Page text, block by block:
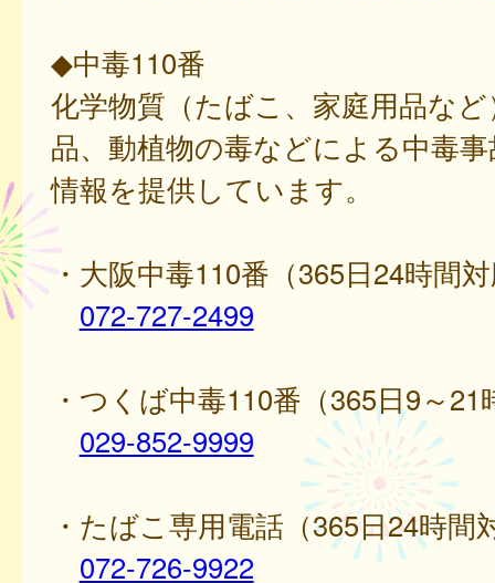
◆中毒110番
化学物質（たばこ、家庭用品な
品、動植物の毒などによる中毒
情報を提供しています。
・大阪中毒110番（365日24時間
072-727-2499
・つくば中毒110番（365日9～21
029-852-9999
・たばこ専用電話（365日24時間
072-726-9922